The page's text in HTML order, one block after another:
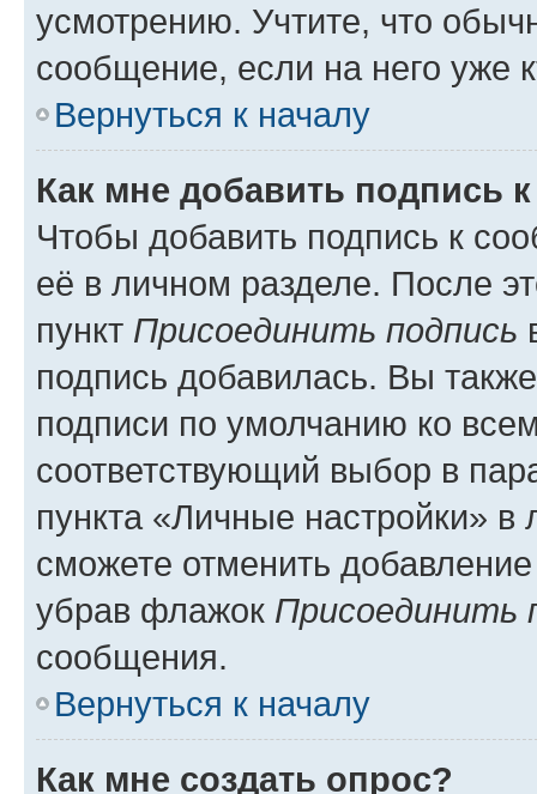
усмотрению. Учтите, что
сообщение, если на него уже
Вернуться к началу
Как мне добавить подпись
Чтобы добавить подпись к
её в личном разделе. После
пункт Присоединить подпись
подпись добавилась. Вы
подписи по умолчанию ко
соответствующий выбор в
пункта «Личные настройки»
сможете отменить
убрав флажок Присоединить
сообщения.
Вернуться к началу
Как мне создать опрос?